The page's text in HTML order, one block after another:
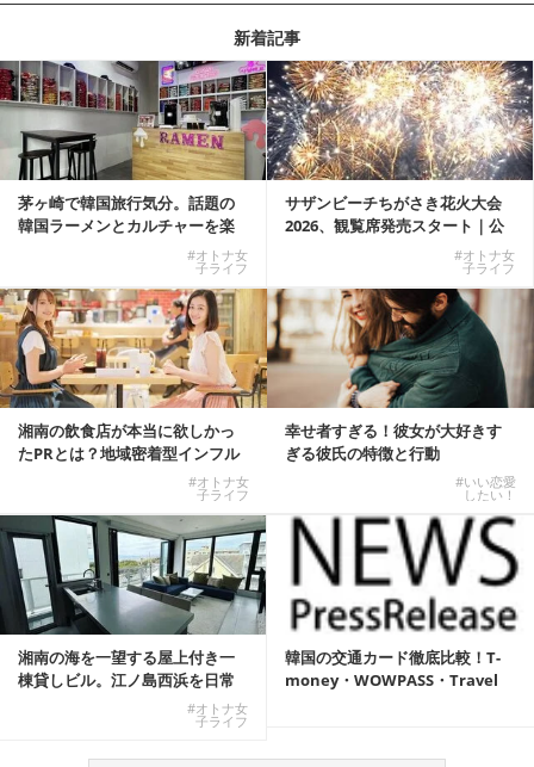
新着記事
茅ヶ崎で韓国旅行気分。話題の
韓国ラーメンとカルチャーを楽
#オトナ女
子ライフ
サザンビーチちがさき花火大会
2026、観覧席発売スタート｜公
#オトナ女
子ライフ
湘南の飲食店が本当に欲しかっ
たPRとは？地域密着型インフル
#オトナ女
子ライフ
幸せ者すぎる！彼女が大好きす
ぎる彼氏の特徴と行動
#いい恋愛
したい！
湘南の海を一望する屋上付き一
棟貸しビル。江ノ島西浜を日常
#オトナ女
子ライフ
韓国の交通カード徹底比較！T-
money・WOWPASS・Travel